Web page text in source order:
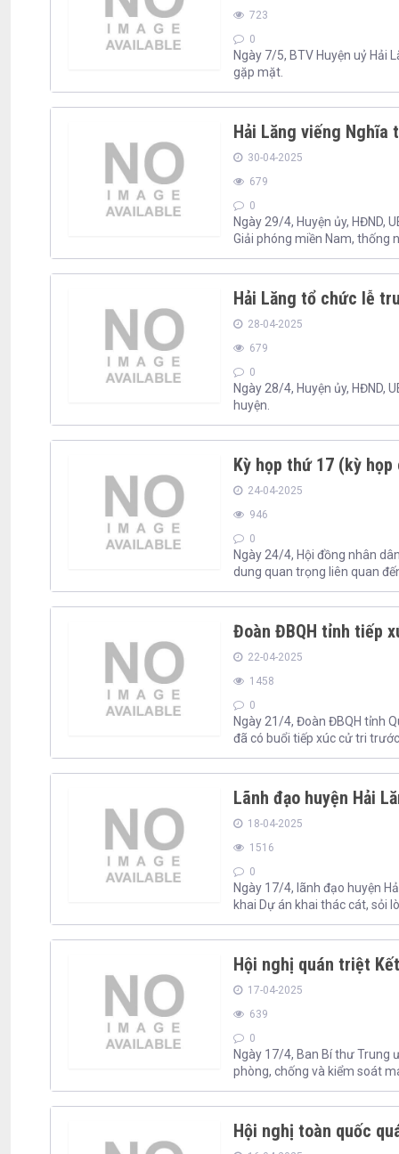
723
0
Ngày 7/5, BTV Huyện uỷ Hải
gặp mặt.
Hải Lăng viếng Nghĩa
30-04-2025
679
0
Ngày 29/4, Huyện ủy, HĐND,
Giải phóng miền Nam,
Hải Lăng tổ chức lễ
28-04-2025
679
0
Ngày 28/4, Huyện ủy, HĐND,
huyện.
Kỳ họp thứ 17 (kỳ họp
24-04-2025
946
0
Ngày 24/4, Hội đồng nhân
dung quan trọng liên quan
Đoàn ĐBQH tỉnh tiếp
22-04-2025
1458
0
Ngày 21/4, Đoàn ĐBQH tỉnh
đã có buổi tiếp xúc cử tri
Lãnh đạo huyện Hải
18-04-2025
1516
0
Ngày 17/4, lãnh đạo huyện
khai Dự án khai thác cát, sỏi
Hội nghị quán triệt
17-04-2025
639
0
Ngày 17/4, Ban Bí thư Trung
phòng, chống và kiểm soát
Hội nghị toàn quốc